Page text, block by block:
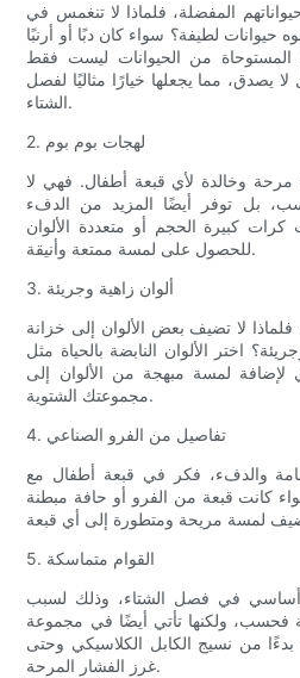
المفضلة، فلماذا لا تنغمس في
حيوانات لطيفة؟ سواء كان دبًا أو أرنبًا
المستوحاة من الحيوانات ليست فقط
يصدق، مما يجعلها خيارًا مثاليًا لفصل
الشتاء.
2. لهجات بوم بوم
وخالدة لأي قبعة أطفال. فهي لا
بل توفر أيضًا المزيد من الدفء
كبيرة الحجم أو متعددة الألوان
للحصول على لمسة ممتعة وأنيقة.
3. ألوان زاهية وجريئة
فلماذا لا تضيف بعض الألوان إلى خزانة
اختر الألوان النابضة بالحياة مثل
لإضافة لمسة مبهجة من الألوان إلى
مجموعتك الشتوية.
4. تفاصيل من الفرو الصناعي
والدفء، فكر في قبعة أطفال مع
كانت قبعة من الفرو أو حافة مبطنة
5. القوام متماسكة
أساسي في فصل الشتاء، وذلك لسبب
فحسب، ولكنها تأتي أيضًا في مجموعة
بدءًا من نسيج الكابل الكلاسيكي وحتى
غرز الفشار المرحة.